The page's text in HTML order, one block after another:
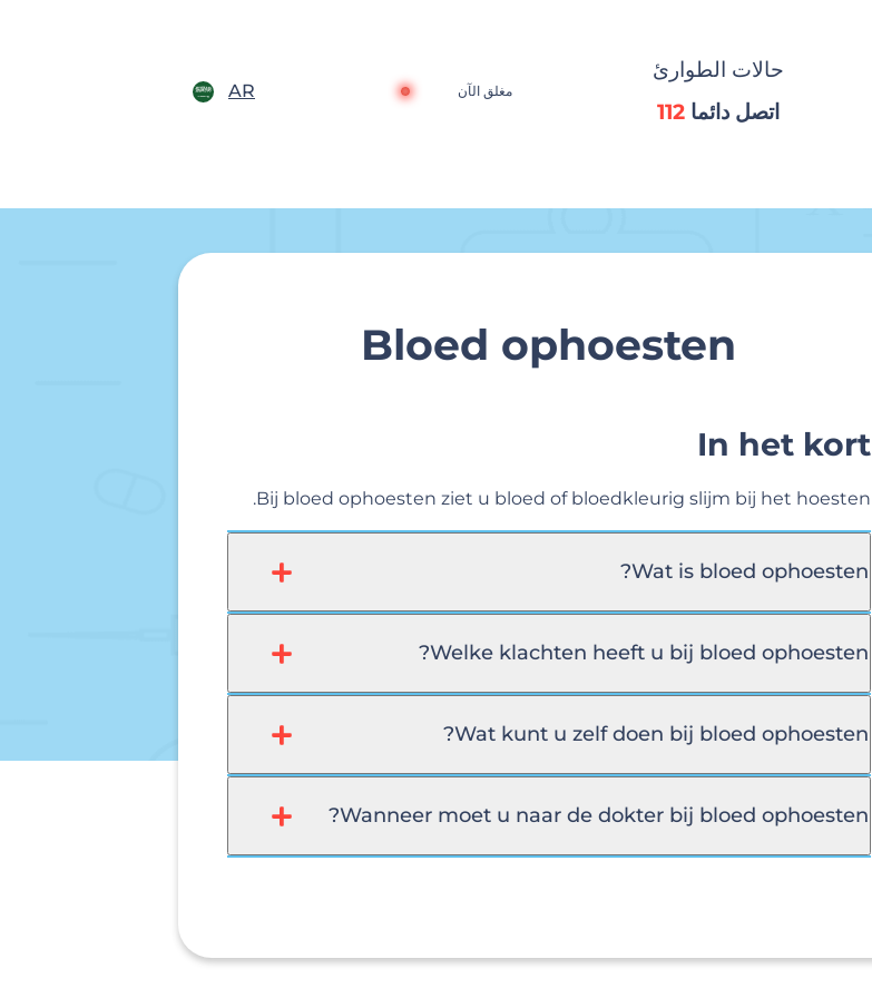
حالات الطوارئ
اتصل دائما 112
مغلق الآن AR
Bloed ophoesten
In het kort
Bij bloed ophoesten ziet u bloed of bloedkleurig slijm bij het hoesten.
Wat is bloed ophoesten?
Welke klachten heeft u bij bloed ophoesten?
Wat kunt u zelf doen bij bloed ophoesten?
Wanneer moet u naar de dokter bij bloed ophoesten?